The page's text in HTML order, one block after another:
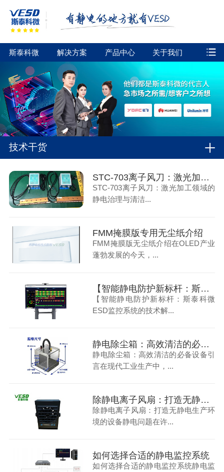
斯泰科微 解决方案 产品中心 关于我们
技术干货
STC-703离子风刀：激光加工领域的静电治理与清洁解决方案
STC-703离子风刀：激光加工领域的
静电治理与清洁...
FMM掩膜版专用无尘纸介绍
FMM掩膜版无尘纸介绍在OLED产业
蓬勃发展的今天，...
【智能静电防护新标杆：斯泰科微ESD监控系统的技术解析与应用实践】
【智能静电防护新标杆：斯泰科微
ESD监控系统的技术解...
静电除尘箱：高效清洁的必备设备
静电除尘箱：高效清洁的必备设备引
言在现代工业生产中，...
除静电离子风扇：打造无静电生产环境的设备
除静电离子风扇：打造无静电生产环
境的设备静电问题在许...
如何选择合适的静电监控系统
如何选择合适的静电监控系统静电监